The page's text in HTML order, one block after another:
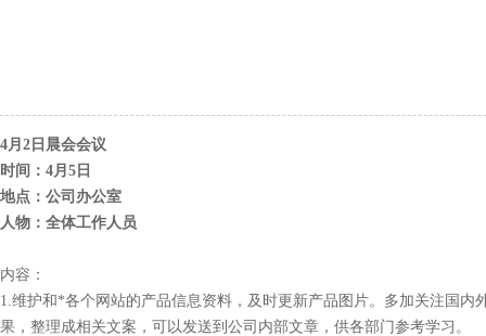
4月 2 日晨会会议
时间： 4月 5 日
地点：公司办公室
人物：全体工作人员
内容：
1.维护和*各个网站的产品信息资料，及时更新产品图片。多加关注国内
果，整理成相关文案，可以发送到公司内部文章，供各部门参考学习。